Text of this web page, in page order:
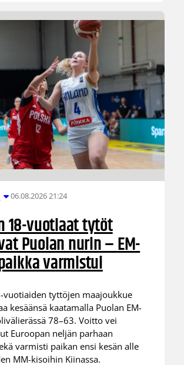
06.08.2026 21:24
18-vuotiaat tytöt
Puolan nurin – EM-
varmistui
vuotiaiden tyttöjen maajoukkue
kesäänsä kaatamalla Puolan EM-
78–63. Voitto vei
Euroopan neljän parhaan
varmisti paikan ensi kesän alle
MM-kisoihin Kiinassa.